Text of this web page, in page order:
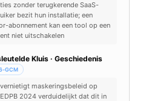
zonder terugkerende SaaS-
bezit hun installatie; een
abonnement kan een tool op een
niet uitschakelen
Kluis · Geschiedenis
GCM
maskeringsbeleid op
2024 verduidelijkt dat dit in